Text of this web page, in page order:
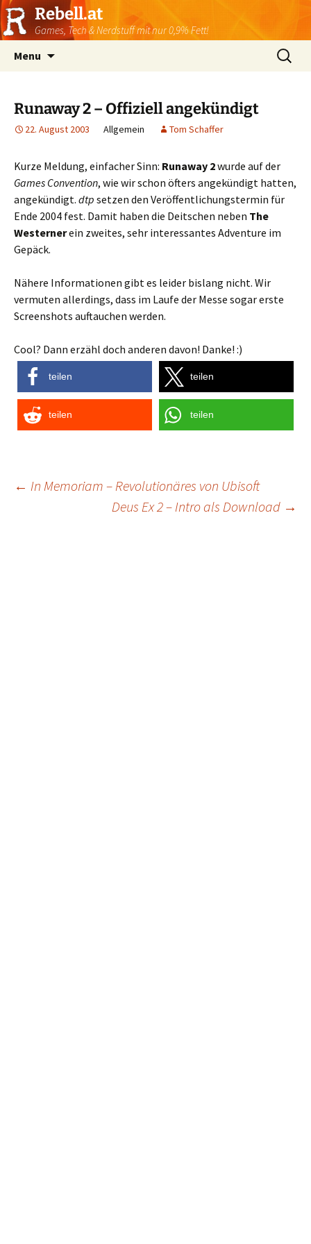
Rebell.at
Games, Tech & Nerdstuff mit nur 0,9% Fett!
Menu
Suchen
nach:
Runaway 2 – Offiziell angekündigt
22. August 2003 Allgemein Tom Schaffer
Kurze Meldung, einfacher Sinn: Runaway 2wurde auf der
Games Convention, wie wir schon öfters angekündigt hatten,
angekündigt. dtp setzen den Veröffentlichungstermin für
Ende 2004 fest. Damit haben die Deitschen neben The
Westernerein zweites, sehr interessantes Adventure im
Gepäck.
Nähere Informationen gibt es leider bislang nicht. Wir
vermuten allerdings, dass im Laufe der Messe sogar erste
Screenshots auftauchen werden.
Cool? Dann erzähl doch anderen davon! Danke! :)
teilen teilen
teilen teilen
Post
← In Memoriam – Revolutionäres von Ubisoft
Deus Ex 2 – Intro als Download →